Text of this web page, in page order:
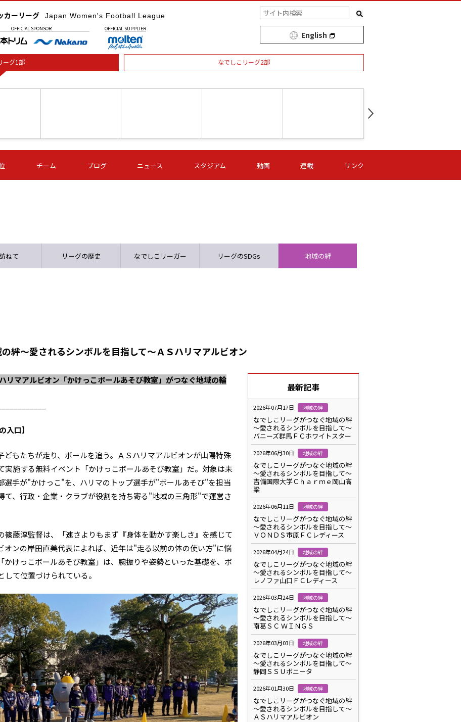
カーリーグ Japan Women's Football League
OFFICIAL SPONSOR OFFICIAL SUPPLIER
English
ーグ1部 なでしこリーグ2部
(土) 15:00
星
第16節 09/05 (土) 16:00
ＡＧＦ
-
いちご
-
第16節 09/06 (日) 15:00
-
第16節 09/06 (日) 15:00
- -
チーム ブログ ニュース スタジアム 動画 連載 リンク
ねて リーグの歴史 なでしこリーガー リーグのSDGs 地域の絆
絆～愛されるシンボルを目指して～ＡＳハリマアルビオン
マアルビオン「かけっこボールあそび教室」がつなぐ地域の輪
口】
もたちが走り、ボールを追う。ＡＳハリマアルビオンが山陽特殊
実施する無料イベント「かけっこボールあそび教室」だ。対象は未
選手が"かけっこ"を、ハリマのトップ選手が"ボールあそび"を担当
て、行政・企業・クラブが役割を持ち寄る"地域の三角形"で運営さ
篠藤淳監督は、「速さよりもまず『身体を動かす楽しさ』を感じて
オンの岸田直美代表によれば、近年は"走る以前の体の使い方"に悩
かけっこボールあそび教室」は、腕振りや姿勢といった基礎を、ボ
て位置づけられている。
最新記事
2026年07月17日 地域の絆
なでしこリーグがつなぐ地域の絆
～愛されるシンボルを目指して～
バニーズ群馬ＦＣホワイトスター
2026年06月30日 地域の絆
なでしこリーグがつなぐ地域の絆
～愛されるシンボルを目指して～
吉備国際大学Ｃｈａｒｍｅ岡山高
梁
2026年06月11日 地域の絆
なでしこリーグがつなぐ地域の絆
～愛されるシンボルを目指して～
ＶＯＮＤＳ市原ＦＣレディース
2026年04月24日 地域の絆
なでしこリーグがつなぐ地域の絆
～愛されるシンボルを目指して～
レノファ山口ＦＣレディース
2026年03月24日 地域の絆
なでしこリーグがつなぐ地域の絆
～愛されるシンボルを目指して～
南葛ＳＣ ＷＩＮＧＳ
2026年03月03日 地域の絆
なでしこリーグがつなぐ地域の絆
～愛されるシンボルを目指して～
静岡ＳＳＵボニータ
2026年01月30日 地域の絆
なでしこリーグがつなぐ地域の絆
～愛されるシンボルを目指して～
ＡＳハリマアルビオン